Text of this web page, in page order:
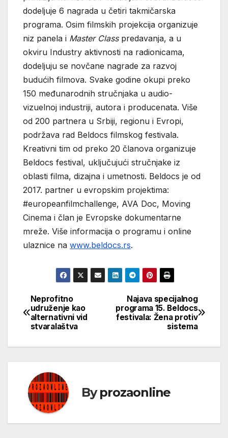
dodeljuje 6 nagrada u četiri takmičarska
programa. Osim filmskih projekcija organizuje
niz panela i Master Classpredavanja, a u
okviru Industry aktivnosti na radionicama,
dodeljuju se novčane nagrade za razvoj
budućih filmova. Svake godine okupi preko
150 međunarodnih stručnjaka u audio-
vizuelnoj industriji, autora i producenata. Više
od 200 partnera u Srbiji, regionu i Evropi,
podržava rad Beldocs filmskog festivala.
Kreativni tim od preko 20 članova organizuje
Beldocs festival, uključujući stručnjake iz
oblasti filma, dizajna i umetnosti. Beldocs je od
2017. partner u evropskim projektima:
#europeanfilmchallenge, AVA Doc, Moving
Cinema i član je Evropske dokumentarne
mreže. Više informacija o programu i online
ulaznice na www.beldocs.rs.
Кретање
чланка
Najava specijalnog
programa 15. Beldocs
festivala: Žena protiv
sistema
Neprofitno
udruženje kao
alternativni vid
stvaralaštva
Byprozaonline